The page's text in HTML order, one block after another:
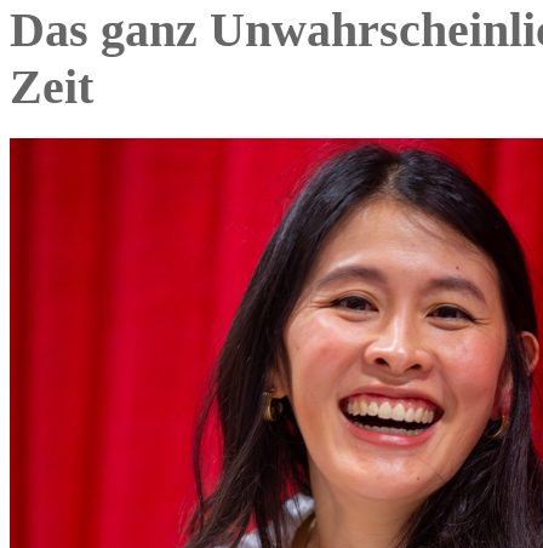
Das ganz
Zeit